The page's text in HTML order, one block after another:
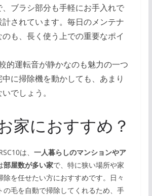
、ブラシ部分も手軽にお手入れで
計されています。毎日のメンテナ
のも、長く使う上での重要なポイ
的運転音が静かなのも魅力の一つ
に掃除機を動かしても、あまり
でしょう。
家におすすめ？
は、 一人暮らしのマンションやア
部屋数が多い家で、特に狭い場所や家
除を任せたい方におすすめです。日々
の毛を自動で掃除してくれるため、手